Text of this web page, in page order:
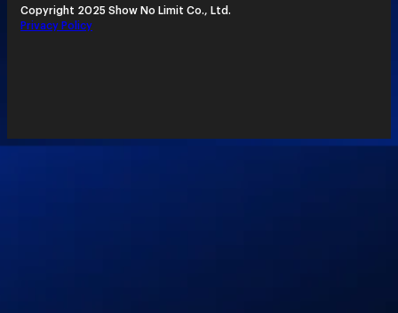
Copyright 2025 Show No Limit Co., Ltd.
Privacy Policy